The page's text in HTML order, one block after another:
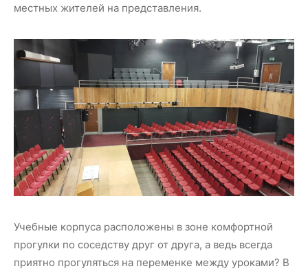
местных жителей на представления.
Учебные корпуса расположены в зоне комфортной
прогулки по соседству друг от друга, а ведь всегда
приятно прогуляться на переменке между уроками? В